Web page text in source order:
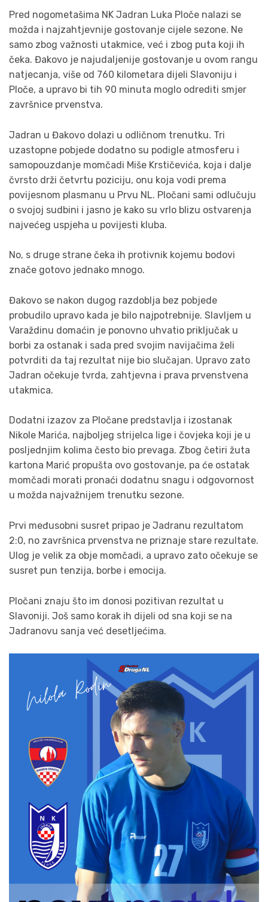
Pred nogometašima NK Jadran Luka Ploče nalazi se
možda i najzahtjevnije gostovanje cijele sezone. Ne
samo zbog važnosti utakmice, već i zbog puta koji ih
čeka. Đakovo je najudaljenije gostovanje u ovom rangu
natjecanja, više od 760 kilometara dijeli Slavoniju i
Ploče, a upravo bi tih 90 minuta moglo odrediti smjer
završnice prvenstva.
Jadran u Đakovo dolazi u odličnom trenutku. Tri
uzastopne pobjede dodatno su podigle atmosferu i
samopouzdanje momčadi Miše Krstičevića, koja i dalje
čvrsto drži četvrtu poziciju, onu koja vodi prema
povijesnom plasmanu u Prvu NL. Pločani sami odlučuju
o svojoj sudbini i jasno je kako su vrlo blizu ostvarenja
najvećeg uspjeha u povijesti kluba.
No, s druge strane čeka ih protivnik kojemu bodovi
znače gotovo jednako mnogo.
Đakovo se nakon dugog razdoblja bez pobjede
probudilo upravo kada je bilo najpotrebnije. Slavljem u
Varaždinu domaćin je ponovno uhvatio priključak u
borbi za ostanak i sada pred svojim navijačima želi
potvrditi da taj rezultat nije bio slučajan. Upravo zato
Jadran očekuje tvrda, zahtjevna i prava prvenstvena
utakmica.
Dodatni izazov za Pločane predstavlja i izostanak
Nikole Marića, najboljeg strijelca lige i čovjeka koji je u
posljednjim kolima često bio prevaga. Zbog četiri žuta
kartona Marić propušta ovo gostovanje, pa će ostatak
momčadi morati pronaći dodatnu snagu i odgovornost
u možda najvažnijem trenutku sezone.
Prvi međusobni susret pripao je Jadranu rezultatom
2:0, no završnica prvenstva ne priznaje stare rezultate.
Ulog je velik za obje momčadi, a upravo zato očekuje se
susret pun tenzija, borbe i emocija.
Pločani znaju što im donosi pozitivan rezultat u
Slavoniji. Još samo korak ih dijeli od sna koji se na
Jadranovu sanja već desetljećima.